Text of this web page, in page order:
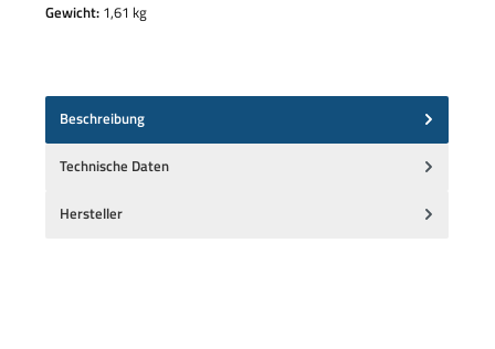
Gewicht: 1,61 kg
Beschreibung
Technische Daten
Hersteller